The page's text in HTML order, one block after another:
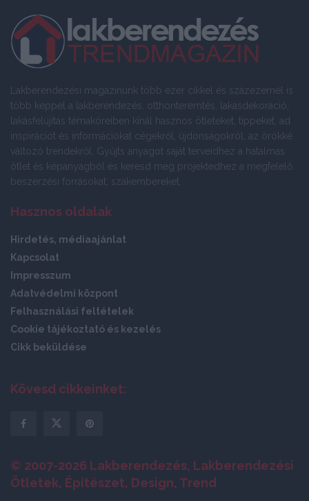
Lakberendezési magazinunk több ezer cikkel és százezernél is
több képpel a lakberendezés, otthonteremtés, lakásdekoráció,
lakásfelújítás témaköreiben kínál hasznos ötleteket, tippeket, ad
inspirációt és információkat cégekről, újdonságokról, az örökké
változó trendekről. Gyűjts anyagot saját terveidhez a hatalmas
ötlet és képanyagból és keresd meg projektedhez a megfelelő
beszerzési forrásokat, szakembereket.
Hasznos oldalak
Hirdetés, médiaajánlat
Kapcsolat
Impresszum
Adatvédelmi központ
Felhasználási feltételek
Cookie tájékoztató és kezelés
Cikk beküldése
Kövesd cikkeinket:
© 2007-2026 Lakberendezés, Lakberendezési
Ötletek, Építészet, Design, Trend